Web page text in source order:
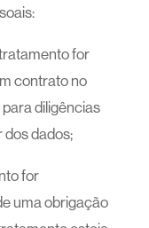
for
contrato no
diligências
dados;
for
uma obrigação